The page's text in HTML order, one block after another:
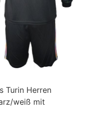
Turin Herren
weiß mit